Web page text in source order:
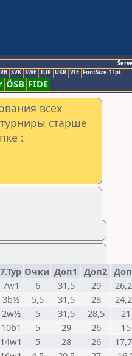
SVK SWE TUR UKR VIE FontSize:11pt
ÖSB FIDE
всех
старше
:
7.Тур Очки Доп1 Доп2
7w1 6 31,5 29
3b½ 5,5 31,5 28
2w½ 5 31,5 28,5
21
10b1 5 29 26
15
14w1 5 28 26